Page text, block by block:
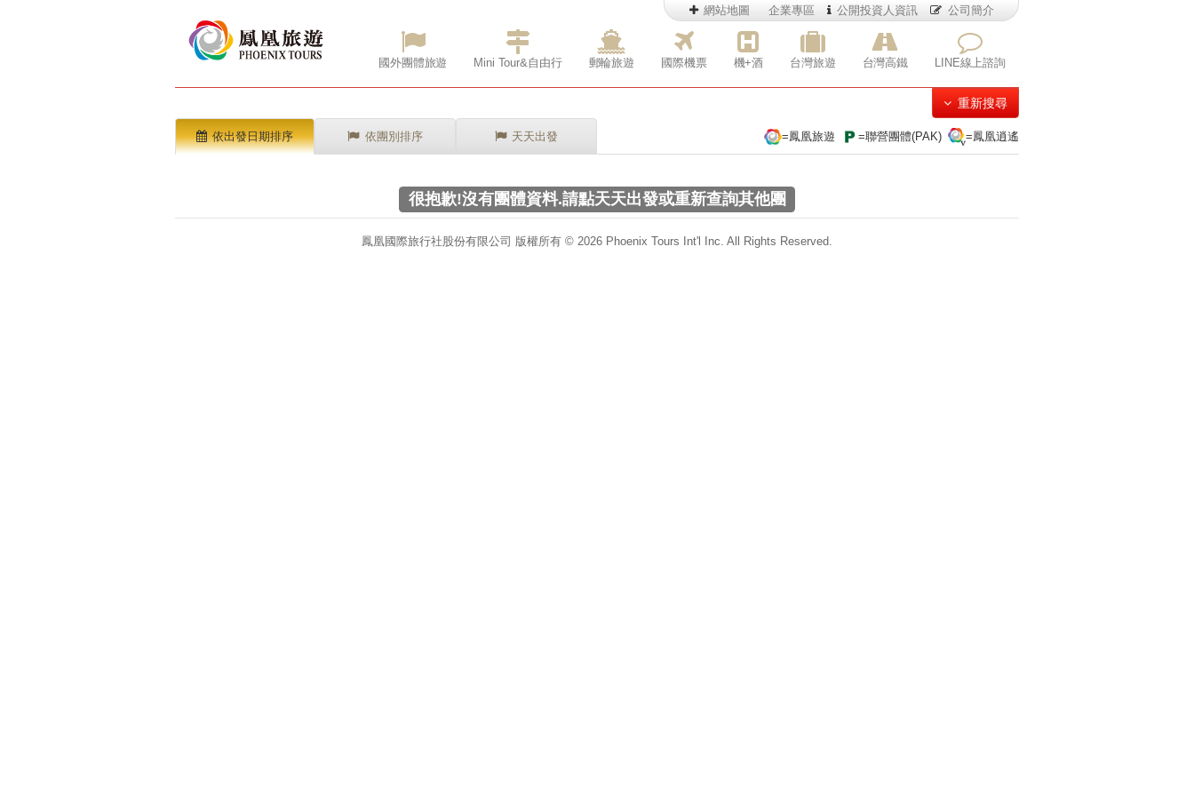
國外團體旅遊 Mini Tour&自由行 郵輪旅遊 國際機票 機+酒 台灣旅遊 台灣高鐵 LINE線上諮詢
網站地圖 企業專區 公開投資人資訊 公司簡介
重新搜尋
依出發日期排序 依團別排序 天天出發 =鳳凰旅遊 =聯營團體(PAK) =鳳凰逍遙
很抱歉!沒有團體資料.請點天天出發或重新查詢其他團
鳳凰國際旅行社股份有限公司 版權所有 © 2026 Phoenix Tours Int'l Inc. All Rights Reserved.